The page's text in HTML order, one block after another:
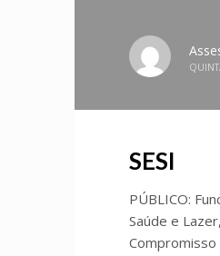
SESI
PÚBLICO:
Saúde e
Compromisso